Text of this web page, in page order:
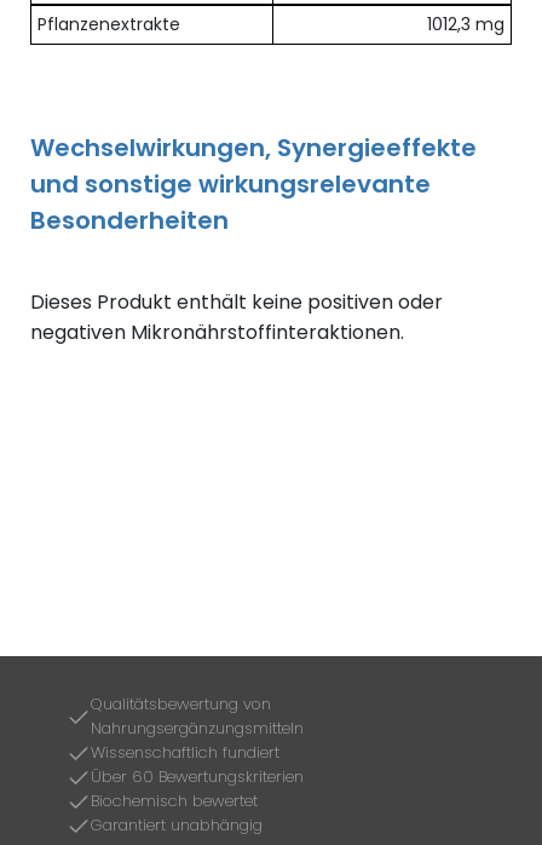
Übersicht der enthaltenen Nährstoffe pro Dosis
Pflanzenextrakte
1012,3 mg
Wechselwirkungen, Synergieeffekte
und sonstige wirkungsrelevante
Besonderheiten
Dieses Produkt enthält keine positiven oder
negativen Mikronährstoffinteraktionen.
Qualitätsbewertung von
Nahrungsergänzungsmitteln
Wissenschaftlich fundiert
Über 60 Bewertungskriterien
Biochemisch bewertet
Garantiert unabhängig